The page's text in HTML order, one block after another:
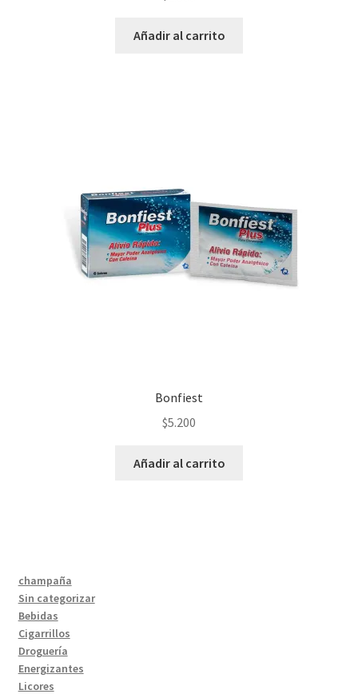
Añadir al carrito
Bonfiest
$5.200
Añadir al carrito
champaña
Sin categorizar
Bebidas
Cigarrillos
Droguería
Energizantes
Licores